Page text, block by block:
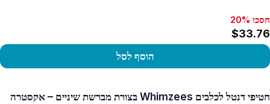
חסכו 20%
$33.76
הוסף לסל
חטיפי דנטל לכלבים Whimzees בצורת מברשת שיניים – אקסטרה